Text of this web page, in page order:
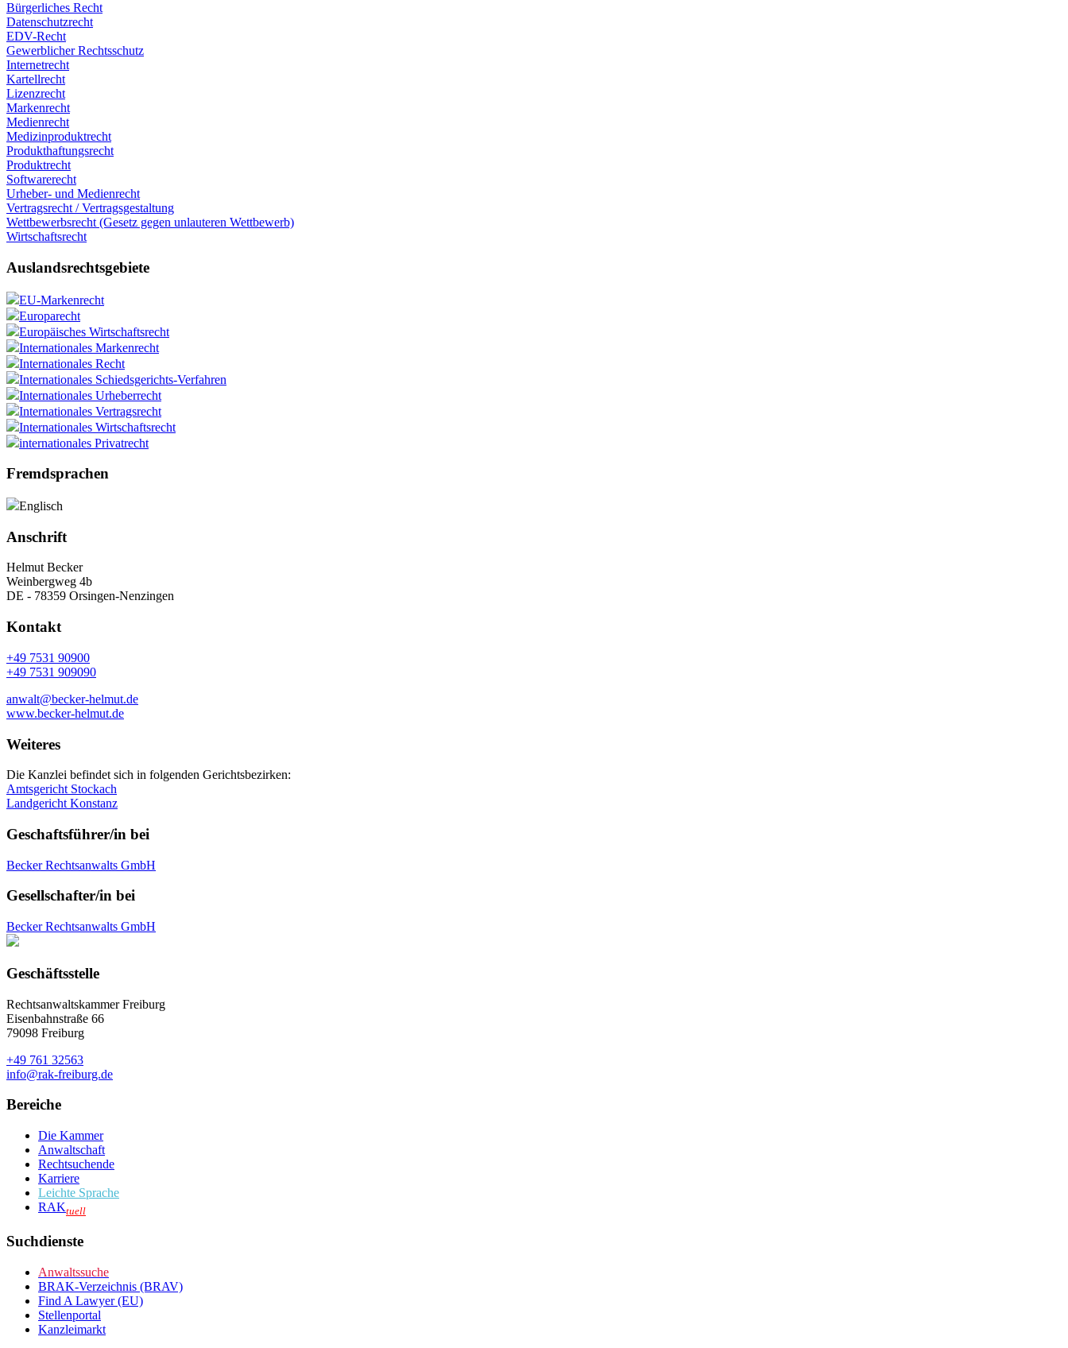
Bürgerliches Recht
Datenschutzrecht
EDV-Recht
Gewerblicher Rechtsschutz
Internetrecht
Kartellrecht
Lizenzrecht
Markenrecht
Medienrecht
Medizinproduktrecht
Produkthaftungsrecht
Produktrecht
Softwarerecht
Urheber- und Medienrecht
Vertragsrecht / Vertragsgestaltung
Wettbewerbsrecht (Gesetz gegen unlauteren Wettbewerb)
Wirtschaftsrecht
Auslandsrechtsgebiete
EU-Markenrecht
Europarecht
Europäisches Wirtschaftsrecht
Internationales Markenrecht
Internationales Recht
Internationales Schiedsgerichts-Verfahren
Internationales Urheberrecht
Internationales Vertragsrecht
Internationales Wirtschaftsrecht
internationales Privatrecht
Fremdsprachen
Englisch
Anschrift
Helmut Becker
Weinbergweg 4b
DE - 78359 Orsingen-Nenzingen
Kontakt
+49 7531 90900
+49 7531 909090
anwalt@becker-helmut.de
www.becker-helmut.de
Weiteres
Die Kanzlei befindet sich in folgenden Gerichtsbezirken:
Amtsgericht Stockach
Landgericht Konstanz
Geschaftsführer/in bei
Becker Rechtsanwalts GmbH
Gesellschafter/in bei
Becker Rechtsanwalts GmbH
Geschäftsstelle
Rechtsanwaltskammer Freiburg
Eisenbahnstraße 66
79098 Freiburg
+49 761 32563
info@rak-freiburg.de
Bereiche
Die Kammer
Anwaltschaft
Rechtsuchende
Karriere
Leichte Sprache
RAKtuell
Suchdienste
Anwaltssuche
BRAK-Verzeichnis (BRAV)
Find A Lawyer (EU)
Stellenportal
Kanzleimarkt